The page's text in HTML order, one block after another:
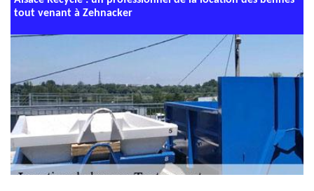
tout venant à Zehnacker